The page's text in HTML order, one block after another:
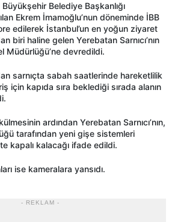
Belediye Başkanlığı
Ekrem İmamoğlu’nun döneminde İBB
edilerek İstanbul’un en yoğun ziyaret
biri haline gelen Yerebatan Sarnıcı’nın
Müdürlüğü’ne devredildi.
sarnıçta sabah saatlerinde hareketlilik
için kapıda sıra beklediği sırada alanın
ardından Yerebatan Sarnıcı’nın,
tarafından yeni gişe sistemleri
kapalı kalacağı ifade edildi.
ise kameralara yansıdı.
- REKLAM -